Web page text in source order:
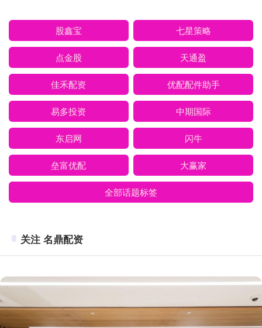
股鑫宝 七星策略
点金股 天通盈
佳禾配资 优配配件助手
易多投资 中期国际
东启网 闪牛
垒富优配 大赢家
全部话题标签
关注 名鼎配资